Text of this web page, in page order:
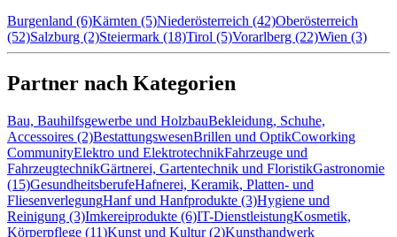
Burgenland (6)Kärnten (5)Niederösterreich (42)Oberösterreich
(52)Salzburg (2)Steiermark (18)Tirol (5)Vorarlberg (22)Wien (3)
Partner nach Kategorien
Bau, Bauhilfsgewerbe und HolzbauBekleidung, Schuhe,
Accessoires (2)BestattungswesenBrillen und OptikCoworking
CommunityElektro und ElektrotechnikFahrzeuge und
FahrzeugtechnikGärtnerei, Gartentechnik und FloristikGastronomie
(15)GesundheitsberufeHafnerei, Keramik, Platten- und
FliesenverlegungHanf und Hanfprodukte (3)Hygiene und
Reinigung (3)Imkereiprodukte (6)IT-DienstleistungKosmetik,
Körperpflege (11)Kunst und Kultur (2)Kunsthandwerk